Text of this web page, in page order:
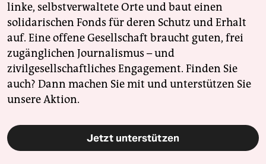
linke, selbstverwaltete Orte und baut einen
solidarischen Fonds für deren Schutz und Erhalt
auf. Eine offene Gesellschaft braucht guten, frei
zugänglichen Journalismus – und
zivilgesellschaftliches Engagement. Finden Sie
auch? Dann machen Sie mit und unterstützen Sie
unsere Aktion.
Jetzt unterstützen